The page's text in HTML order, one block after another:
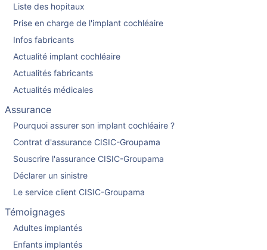
Liste des hopitaux
Prise en charge de l'implant cochléaire
Infos fabricants
Actualité implant cochléaire
Actualités fabricants
Actualités médicales
Assurance
Pourquoi assurer son implant cochléaire ?
Contrat d'assurance CISIC-Groupama
Souscrire l'assurance CISIC-Groupama
Déclarer un sinistre
Le service client CISIC-Groupama
Témoignages
Adultes implantés
Enfants implantés